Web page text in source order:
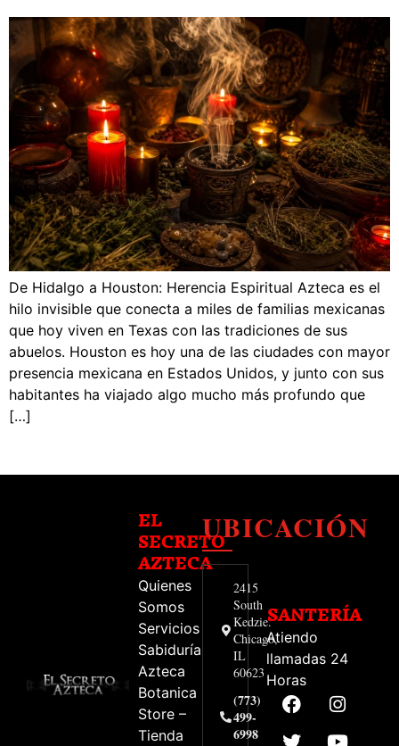
De Hidalgo a Houston: Herencia Espiritual Azteca es el
hilo invisible que conecta a miles de familias mexicanas
que hoy viven en Texas con las tradiciones de sus
abuelos. Houston es hoy una de las ciudades con mayor
presencia mexicana en Estados Unidos, y junto con sus
habitantes ha viajado algo mucho más profundo que
[…]
EL
SECRETO
AZTECA
Quienes
Somos
Servicios
Sabiduría
Azteca
Botanica
Store –
Tienda
UBICACIÓN
2415
South
Kedzie.
Chicago,
IL
60623
(773)
499-
6998
SANTERÍA
Atiendo
llamadas 24
Horas